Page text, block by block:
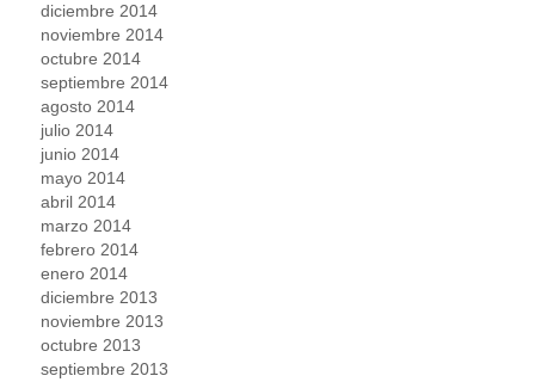
diciembre 2014
noviembre 2014
octubre 2014
septiembre 2014
agosto 2014
julio 2014
junio 2014
mayo 2014
abril 2014
marzo 2014
febrero 2014
enero 2014
diciembre 2013
noviembre 2013
octubre 2013
septiembre 2013